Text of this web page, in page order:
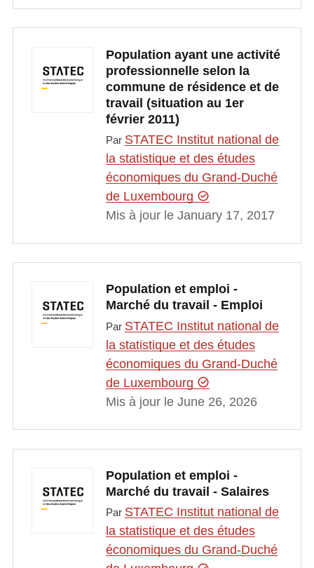
Population ayant une activité
professionnelle selon la
commune de résidence et de
travail (situation au 1er
février 2011)
Par STATEC Institut national de
la statistique et des études
économiques du Grand-Duché
de Luxembourg
Mis à jour le January 17, 2017
Population et emploi -
Marché du travail - Emploi
Par STATEC Institut national de
la statistique et des études
économiques du Grand-Duché
de Luxembourg
Mis à jour le June 26, 2026
Population et emploi -
Marché du travail - Salaires
Par STATEC Institut national de
la statistique et des études
économiques du Grand-Duché